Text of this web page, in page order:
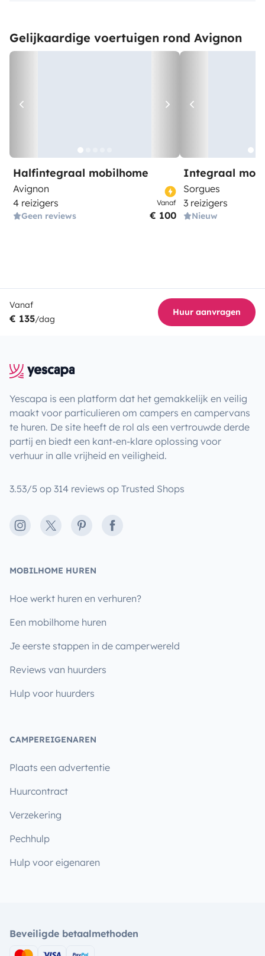
Gelijkaardige voertuigen rond Avignon
Halfintegraal mobilhome
Avignon
4 reizigers
Geen reviews
Vanaf
€ 100
Integraal
Sorgues
3 reizigers
Nieuw
Vanaf
€ 135/dag
Huur aanvragen
Yescapa is een platform dat het gemakkelijk en veilig
maakt voor particulieren om campers en campervans
te huren. De site heeft de rol als een vertrouwde derde
partij en biedt een kant-en-klare oplossing voor
verhuur in alle vrijheid en veiligheid.
3.53/5 op 314 reviews op Trusted Shops
Instagram
X PinterestFacebook
MOBILHOME HUREN
Hoe werkt huren en verhuren?
Een mobilhome huren
Je eerste stappen in de camperwereld
Reviews van huurders
Hulp voor huurders
CAMPEREIGENAREN
Plaats een advertentie
Huurcontract
Verzekering
Pechhulp
Hulp voor eigenaren
Beveiligde betaalmethoden